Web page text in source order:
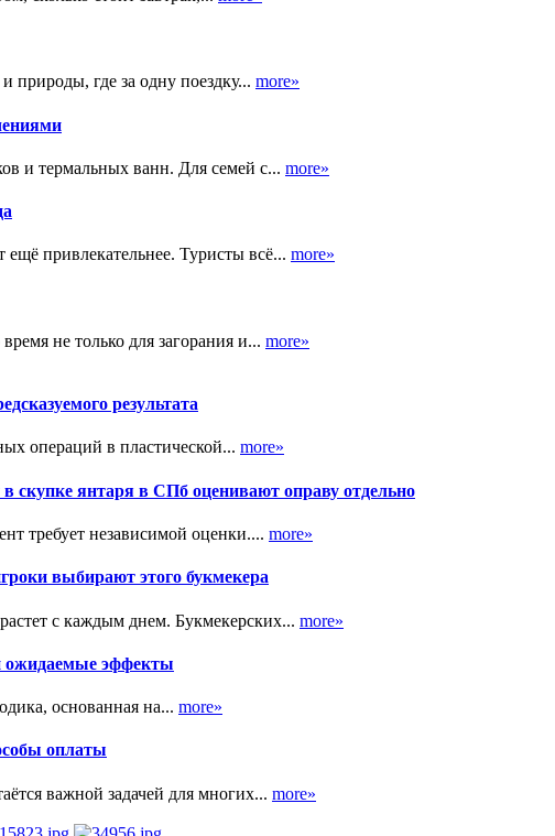
природы, где за одну поездку... more»
и термальных ванн. Для семей с... more»
привлекательнее. Туристы всё... more»
не только для загорания и... more»
результата
операций в пластической... more»
скупке янтаря в СПб оценивают оправу отдельно
требует независимой оценки.... more»
выбирают этого букмекера
с каждым днем. Букмекерских... more»
ожидаемые эффекты
основанная на... more»
оплаты
важной задачей для многих... more»